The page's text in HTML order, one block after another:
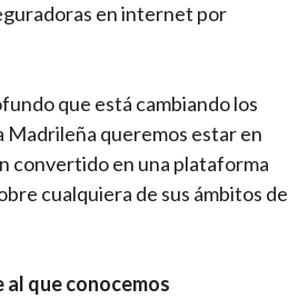
en internet por
que está cambiando los
Madrileña queremos estar en
convertido en una plataforma
cualquiera de sus ámbitos de
que conocemos